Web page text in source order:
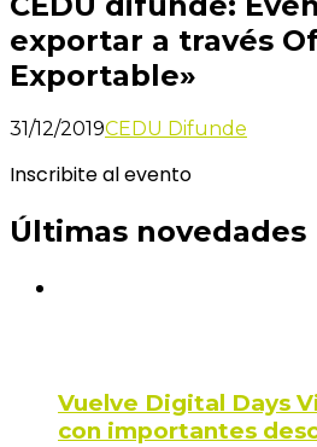
exportar a través
Exportable»
31/12/2019CEDU Difunde
Inscribite al evento
Últimas novedades
Vuelve Digital Days
con importantes